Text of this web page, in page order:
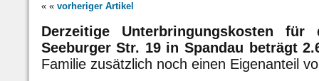
« « vorheriger Artikel
Derzeitige Unterbringungskosten
Seeburger Str. 19 in Spandau beträgt
Familie zusätzlich noch einen Eigenanteil